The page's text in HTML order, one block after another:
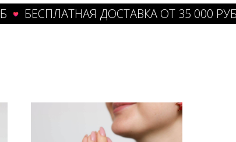
БЕСПЛАТНАЯ ДОСТАВКА ОТ 35 000 РУБ